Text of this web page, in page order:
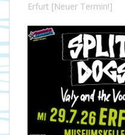
Erfurt [Neuer Termin!]